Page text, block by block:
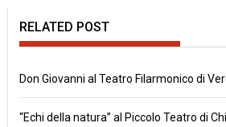
RELATED POST
Don Giovanni al Teatro Filarmonico di
“Echi della natura” al Piccolo Teatro di